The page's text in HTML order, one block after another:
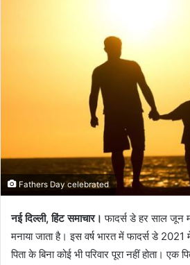
Fathers Day celebrated
नई दिल्‍ली, हिंट समाचार। फादर्स डे हर साल जून
मनाया जाता है। इस वर्ष भारत में फादर्स डे
पिता के बिना कोई भी परिवार पूरा नहीं होता। एक